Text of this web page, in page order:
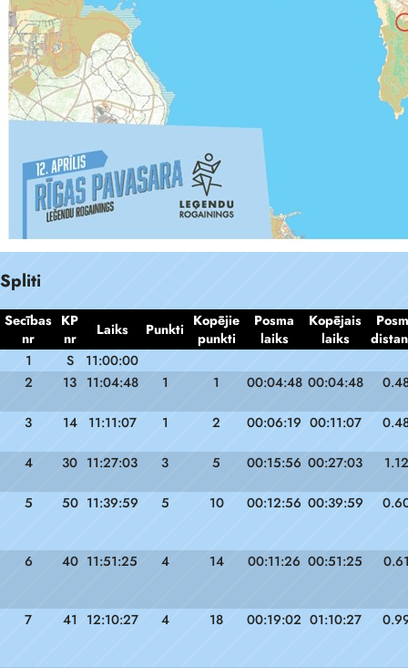
Spliti
Secības
nr
KP
nr
Laiks Punkti Kopējie
punkti
Posma
laiks
Kopējais
laiks
1
S
11:00:00
2
13 11:04:48 1 1 00:04:48 00:04:48
3 14 11:11:07 1 2 00:06:19 00:11:07
4 30 11:27:03 3 5 00:15:56 00:27:03 1.12
5 50 11:39:59 5 10 00:12:56 00:39:59
6 40 11:51:25 4 14 00:11:26 00:51:25
7 41 12:10:27 4 18 00:19:02 01:10:27